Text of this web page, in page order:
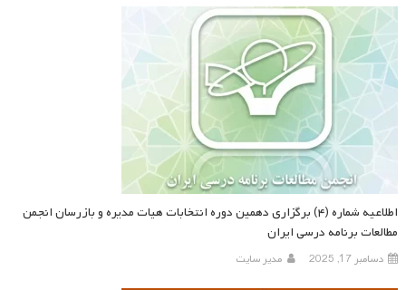
اطلاعیه شماره (۴) برگزاری دهمین دوره انتخابات هیات مدیره و بازرسان انجمن
مطالعات برنامه درسی ایران
دسامبر 17, 2025 مدیر سایت